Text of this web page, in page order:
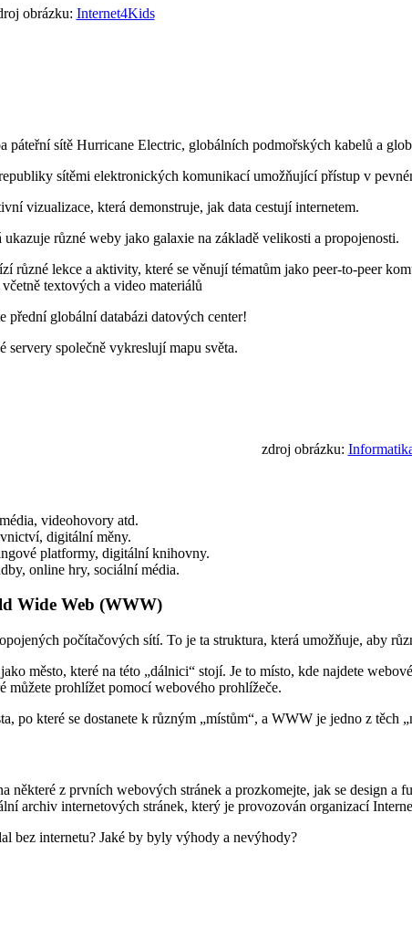
obrázku: Internet4Kids
páteřní sítě Hurricane Electric, globálních podmořských kabelů a
sítěmi elektronických komunikací umožňující přístup v
vizualizace, která demonstruje, jak data cestují internetem.
ukazuje různé weby jako galaxie na základě velikosti a propojenosti.
různé lekce a aktivity, které se věnují tématům jako peer-to-peer
textových a video materiálů
přední globální databázi datových center!
servery společně vykreslují mapu světa.
zdroj obrázku:
videohovory atd.
digitální měny.
platformy, digitální knihovny.
online hry, sociální média.
Wide Web (WWW)
počítačových sítí. To je ta struktura, která umožňuje, aby
jako město, které na této „dálnici“ stojí. Je to místo, kde najdete
můžete prohlížet pomocí webového prohlížeče.
po které se dostanete k různým „místům“, a WWW je jedno z těch
některé z prvních webových stránek a prozkomejte, jak se design a
archiv internetových stránek, který je provozován organizací
bez internetu? Jaké by byly výhody a nevýhody?